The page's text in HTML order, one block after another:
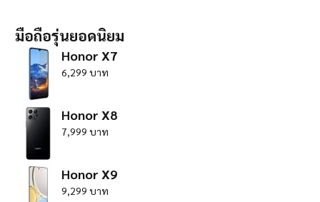
มือถือรุ่นยอดนิยม
Honor X7
6,299 บาท
Honor X8
7,999 บาท
Honor X9
9,299 บาท